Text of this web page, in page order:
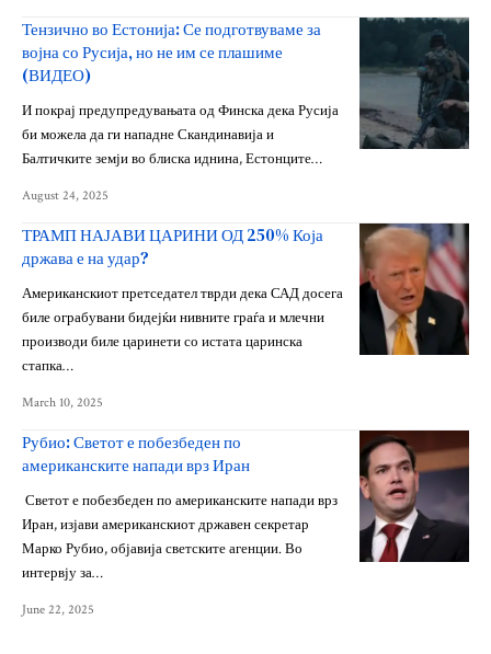
Тензично во Естонија: Се подготвуваме за
војна со Русија, но не им се плашиме
(ВИДЕО)
И покрај предупредувањата од Финска дека Русија
би можела да ги нападне Скандинавија и
Балтичките земји во блиска иднина, Естонците…
August 24, 2025
ТРАМП НАЈАВИ ЦАРИНИ ОД 250% Која
држава е на удар?
Американскиот претседател тврди дека САД досега
биле ограбувани бидејќи нивните граѓа и млечни
производи биле царинети со истата царинска
стапка…
March 10, 2025
Рубио: Светот е побезбеден по
американските напади врз Иран
Светот е побезбеден по американските напади врз
Иран, изјави американскиот државен секретар
Марко Рубио, објавија светските агенции. Во
интервју за…
June 22, 2025